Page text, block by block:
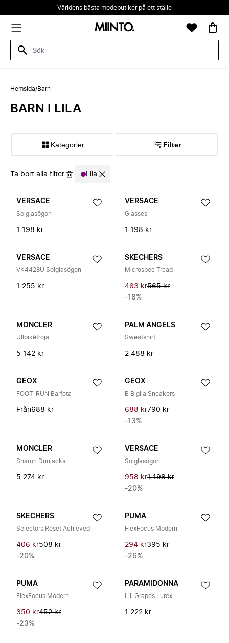
Världens bästa modebutiker på ett ställe
Hemsida/Barn
BARN I LILA
Kategorier Filter
Ta bort alla filter Lila
VERSACE
Solglasögon
1 198 kr
VERSACE
Glasses
1 198 kr
VERSACE
VK4428U Solglasögon
1 255 kr
SKECHERS
Microspec Tread
463 kr565 kr
-18%
MONCLER
Ullpikétröja
5 142 kr
PALM ANGELS
Sweatshirt
2 488 kr
GEOX
FOOT-RUN Barfota
Från688 kr
GEOX
B Biglia Sneakers
688 kr790 kr
-13%
MONCLER
Sharon Dunjacka
5 274 kr
VERSACE
Solglasögon
958 kr1 198 kr
-20%
SKECHERS
Selectors Reset Achieved
406 kr508 kr
-20%
PUMA
FlexFocus Modern
294 kr395 kr
-26%
PUMA
FlexFocus Modern
350 kr452 kr
-23%
PARAMIDONNA
Lili Grapes Lurex
1 222 kr